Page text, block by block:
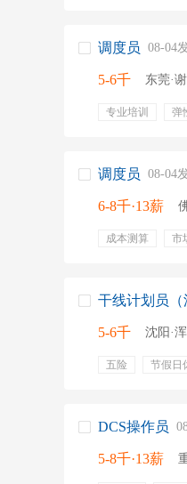
调度员 08-04
5-6千 东莞·
专业培训 弹
调度员 08-04
6-8千·13薪
成本测算 市
干线计划员（
5-6千 沈阳·
五险 节假日
DCS操作员
5-8千·13薪